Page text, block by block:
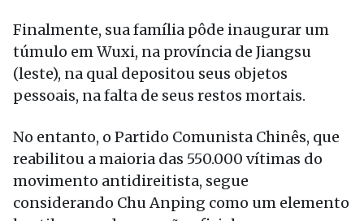
Finalmente, sua família pôde inaugurar um
túmulo em Wuxi, na província de Jiangsu
(leste), na qual depositou seus objetos
pessoais, na falta de seus restos mortais.
No entanto, o Partido Comunista Chinês, que
reabilitou a maioria das 550.000 vítimas do
movimento antidireitista, segue
considerando Chu Anping como um elemento